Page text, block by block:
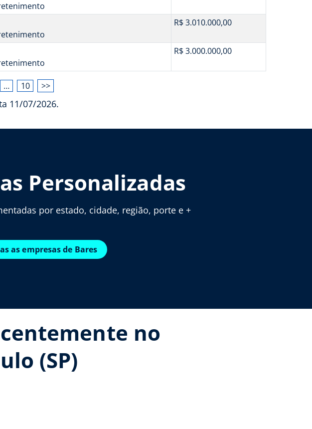
R$ 3.010.000,00
R$ 3.000.000,00
… 10 >>
11/07/2026.
Personalizadas
por estado, cidade, região, porte e +
as empresas de Bares
no
(SP)